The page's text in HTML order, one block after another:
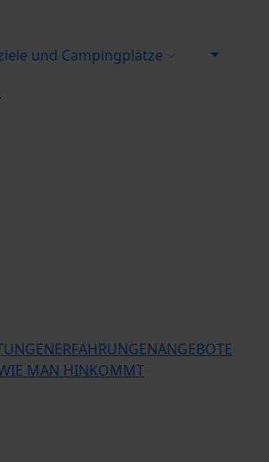
und Campingplätze
ERFAHRUNGENANGEBOTE
MAN HINKOMMT